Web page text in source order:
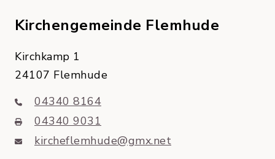
Kirchengemeinde Flemhude
Kirchkamp 1
24107 Flemhude
04340 8164
04340 9031
kircheflemhude@gmx.net